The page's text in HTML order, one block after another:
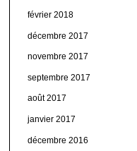
février 2018
décembre 2017
novembre 2017
septembre 2017
août 2017
janvier 2017
décembre 2016